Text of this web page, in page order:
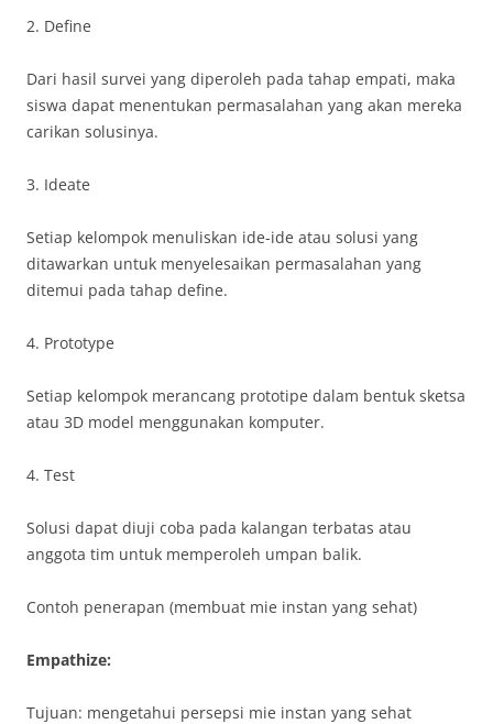
2. Define
Dari hasil survei yang diperoleh pada tahap empati, maka
siswa dapat menentukan permasalahan yang akan mereka
carikan solusinya.
3. Ideate
Setiap kelompok menuliskan ide-ide atau solusi yang
ditawarkan untuk menyelesaikan permasalahan yang
ditemui pada tahap define.
4. Prototype
Setiap kelompok merancang prototipe dalam bentuk sketsa
atau 3D model menggunakan komputer.
4. Test
Solusi dapat diuji coba pada kalangan terbatas atau
anggota tim untuk memperoleh umpan balik.
Contoh penerapan (membuat mie instan yang sehat)
Empathize:
Tujuan: mengetahui persepsi mie instan yang sehat